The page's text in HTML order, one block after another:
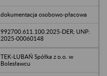
dokumentacja osobowo-płacowa
992700.611.100.2025-DER; UNP:
2025-00060148
TEK-LUBAŃ Spółka z o.o. w
Bolesławcu